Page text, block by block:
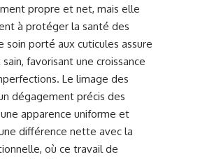
propre et net, mais elle
à protéger la santé des
soin porté aux cuticules assure
favorisant une croissance
Le limage des
dégagement précis des
apparence uniforme et
différence nette avec la
où ce travail de